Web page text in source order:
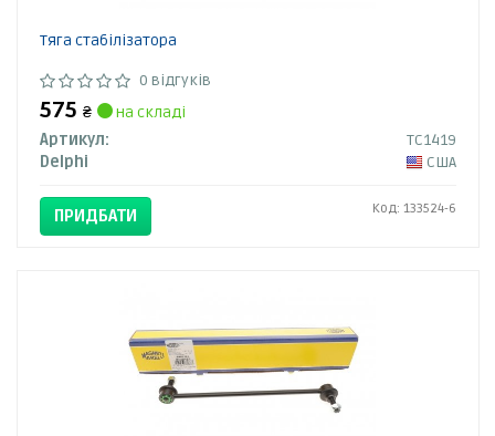
Тяга стабілізатора
0 відгуків
575 ₴
на складі
Артикул:
TC1419
Delphi
США
ПРИДБАТИ Код: 133524-6